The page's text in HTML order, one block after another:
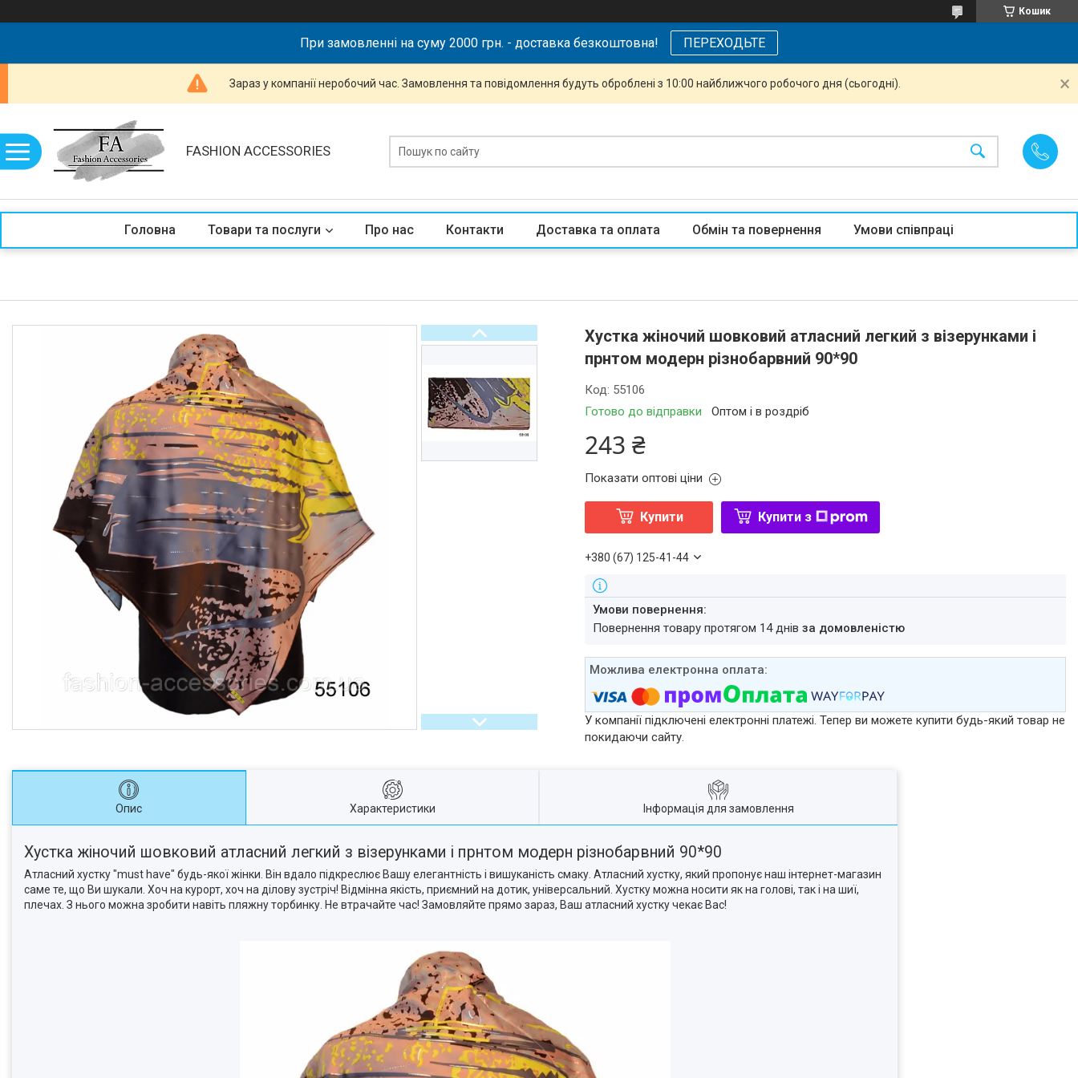
Кошик
При замовленні на суму 2000 грн. - доставка безкоштовна! ПЕРЕХОДЬТЕ
Зараз у компанії неробочий час. Замовлення та повідомлення будуть оброблені з 10:00 найближчого робочого дня (сьогодні).
FASHION ACCESSORIES
Головна Товари та послуги Про нас Контакти Доставка та оплата Обмін та повернення Умови співпраці
Хустка жіночий шовковий атласний легкий з візерунками і
прнтом модерн різнобарвний 90*90
Готово до відправки Оптом і в роздріб
Код: 55106
243 ₴
Показати оптові ціни
Купити Купити з
+380 (67) 125-41-44
повернення товару протягом 14 днівза домовленістю
У компанії підключені електронні платежі. Тепер ви можете купити будь-який товар не
покидаючи сайту.
Опис Характеристики Інформація для замовлення
Хустка жіночий шовковий атласний легкий з візерунками і прнтом модерн різнобарвний 90*90
Атласний хустку "must have" будь-якої жінки. Він вдало підкреслює Вашу елегантність і вишуканість смаку. Атласний хустку, який пропонує наш інтернет-магазин
саме те, що Ви шукали. Хоч на курорт, хоч на ділову зустріч! Відмінна якість, приємний на дотик, універсальний. Хустку можна носити як на голові, так і на шиї,
плечах. З нього можна зробити навіть пляжну торбинку. Не втрачайте час! Замовляйте прямо зараз, Ваш атласний хустку чекає Вас!